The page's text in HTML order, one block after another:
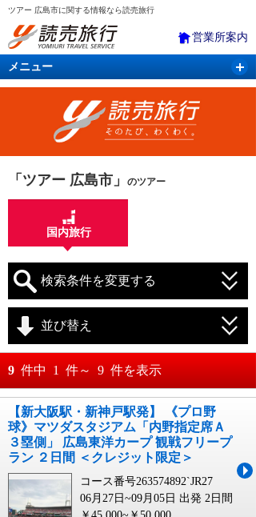
ツアー 広島市に関する情報なら読売旅行
営業所案内
メニュー
国内旅行 バスツアー 海外旅行
「ツアー 広島市」 のツアー
国内旅行
検索条件を変更する
月 日～
月 日
並び替え
おすすめ順
料金が安い順
料金が高い順
9 件中 1 件～ 9 件を表示
【新大阪駅・新神戸駅発】 《プロ野
球》マツダスタジアム「内野指定席Ａ
３塁側」 広島東洋カープ 観戦フリープ
ラン ２日間 ＜クレジット限定＞
コース番号263574892`JR27
06月27日~09月05日 出発 2日間